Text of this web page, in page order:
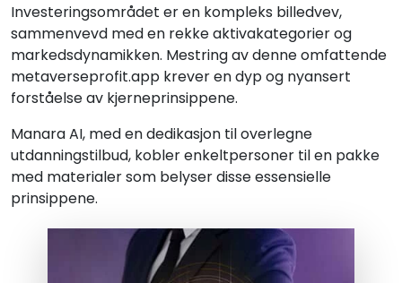
Investeringsområdet er en kompleks billedvev,
sammenvevd med en rekke aktivakategorier og
markedsdynamikken. Mestring av denne omfattende
metaverseprofit.app krever en dyp og nyansert
forståelse av kjerneprinsippene.
Manara AI, med en dedikasjon til overlegne
utdanningstilbud, kobler enkeltpersoner til en pakke
med materialer som belyser disse essensielle
prinsippene.